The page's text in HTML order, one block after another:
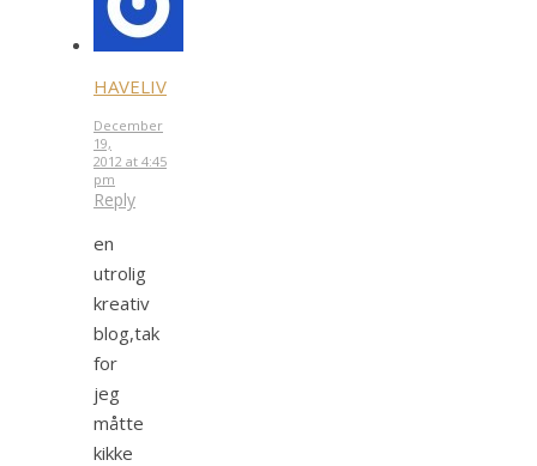
HAVELIV
December
19,
2012 at 4:45
pm
Reply
en
utrolig
kreativ
blog,tak
for
jeg
måtte
kikke